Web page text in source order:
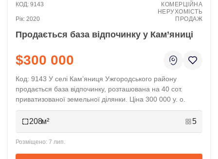
Продається база відпочинку у Кам’яниці
Код: 9143 У селі Кам’яниця Ужгородського району
продається база відпочинку, розташована на 40 сот.
приватизованої земельної ділянки. Ціна 300 000 у. о.
2020
9143
КОМЕРЦІЙНА
НЕРУХОМІСТЬ
ПРОДАЖ
7 лип.
$300 000
208 5